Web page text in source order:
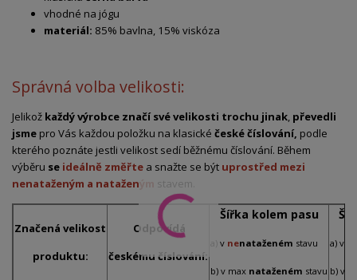
vhodné na jógu
materiál: 85% bavlna, 15% viskóza
Správná volba velikosti:
Jelikož každý výrobce značí své velikosti trochu jinak, převedli
jsme pro Vás každou položku na klasické české číslování, podle
kterého poznáte jestli velikost sedí běžnému číslování. Během
výběru se ideálně změřte a snažte se být uprostřed mezi
nenataženým a nataženým
stavem.
Značená velikost
produktu:
Odpovídá
českému číslování:
Šířka kolem pasu
a) v nenataženém stavu
b) v max nataženém stavu
a) v
b) v